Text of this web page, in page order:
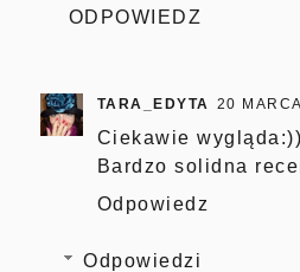
ODPOWIEDZ
TARA_EDYTA 20
Ciekawie wygląda:))
Bardzo solidna
Odpowiedz
Odpowiedzi